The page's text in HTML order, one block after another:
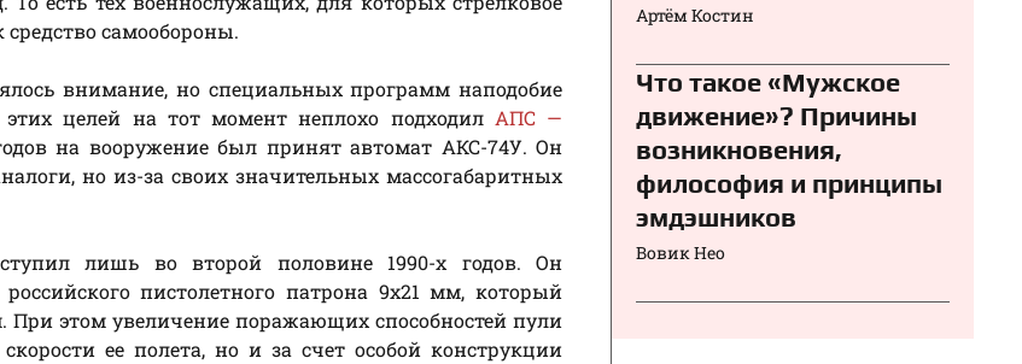
самообороны.
внимание, но специальных программ наподобие
целей на тот момент неплохо подходил АПС —
на вооружение был принят автомат АКС-74У. Он
но из-за своих значительных массогабаритных
лишь во второй половине 1990-х годов. Он
пистолетного патрона 9х21 мм, который
этом увеличение поражающих способностей пули
ее полета, но и за счет особой конструкции
Артём Костин
Что такое «Мужское
движение»? Причины
возникновения,
философия и принципы
эмдэшников
Вовик Нео